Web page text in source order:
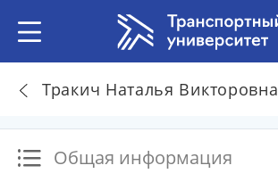
Тракич Наталья Викторовна
Общая информация